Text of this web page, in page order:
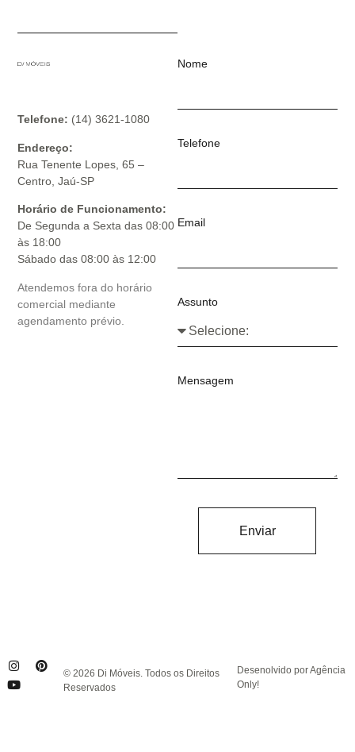
Telefone: (14) 3621-1080
Endereço:
Rua Tenente Lopes, 65 –
Centro, Jaú-SP
Horário de Funcionamento:
De Segunda a Sexta das 08:00
às 18:00
Sábado das 08:00 às 12:00
Atendemos fora do horário
comercial mediante
agendamento prévio.
Nome
Telefone
Email
Assunto
Mensagem
Enviar
© 2026 Di Móveis. Todos os Direitos
Reservados
Desenolvido por Agência
Only!